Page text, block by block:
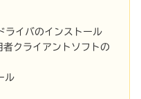
イバのインストール
クライアントソフトの
ル